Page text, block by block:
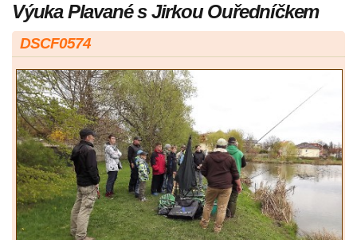
Výuka Plavané s Jirkou Ouředníčkem
DSCF0574